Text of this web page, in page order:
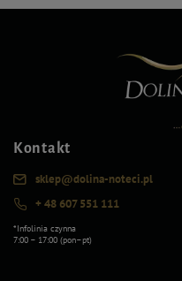
Kontakt
sklep@dolina-noteci.pl
+ 48 607 551 111
*Infolinia czynna
7:00 – 17:00 (pon–pt)